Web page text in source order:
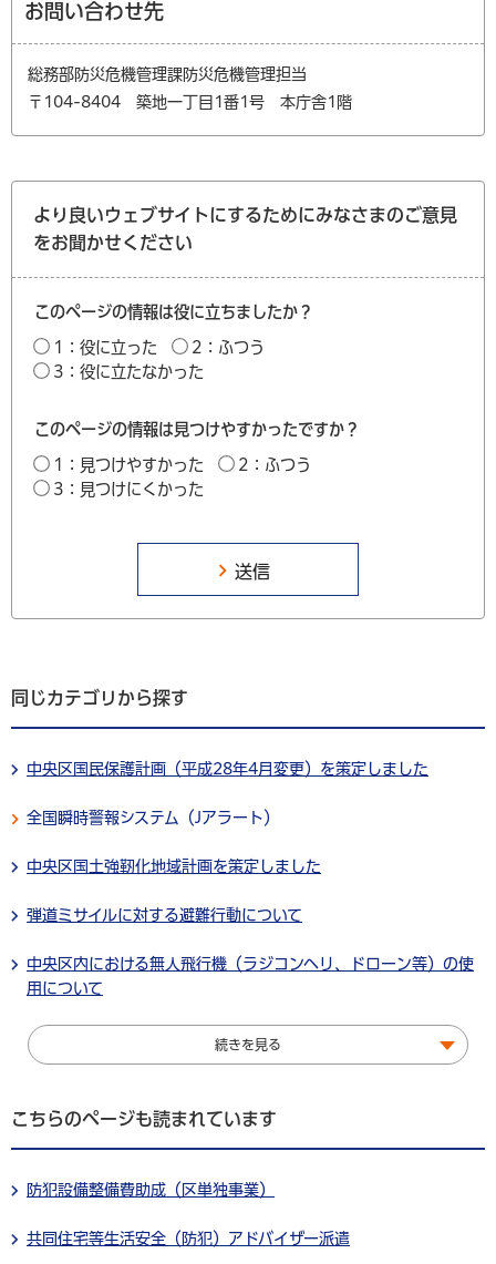
お問い合わせ先
総務部防災危機管理課防災危機管理担当
〒104-8404 築地一丁目1番1号 本庁舎1階
より良いウェブサイトにするためにみなさまのご意見
をお聞かせください
このページの情報は役に立ちましたか？
1：役に立った
2：ふつう
3：役に立たなかった
このページの情報は見つけやすかったですか？
1：見つけやすかった
2：ふつう
3：見つけにくかった
同じカテゴリから探す
中央区国民保護計画（平成28年4月変更）を策定しました
全国瞬時警報システム（Jアラート）
中央区国土強靭化地域計画を策定しました
弾道ミサイルに対する避難行動について
中央区内における無人飛行機（ラジコンヘリ、ドローン等）の使
用について
続きを見る
こちらのページも読まれています
防犯設備整備費助成（区単独事業）
共同住宅等生活安全（防犯）アドバイザー派遣